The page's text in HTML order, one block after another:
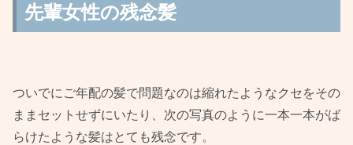
先輩女性の残念髪
ついでにご年配の髪で問題なのは縮れたようなクセをその
ままセットせずにいたり、次の写真のように一本一本がば
らけたような髪はとても残念です。